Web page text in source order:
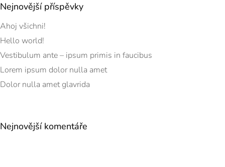
Nejnovější příspěvky
Ahoj všichni!
Hello world!
Vestibulum ante – ipsum primis in faucibus
Lorem ipsum dolor nulla amet
Dolor nulla amet glavrida
Nejnovější komentáře